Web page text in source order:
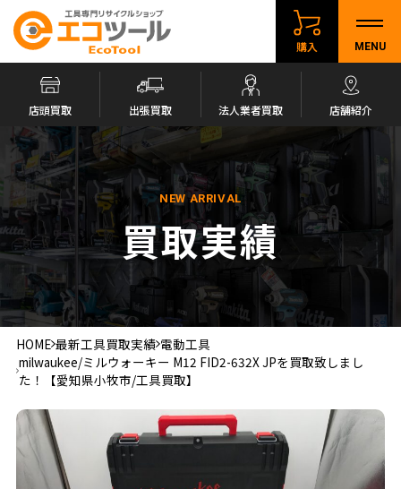
購入 MENU
店頭買取 出張買取 法人業者買取 店舗紹介
NEW ARRIVAL
買取実績
HOME 最新工具買取実績 電動工具
milwaukee/ミルウォーキー M12 FID2-632X JPを買取致しまし
た！【愛知県小牧市/工具買取】